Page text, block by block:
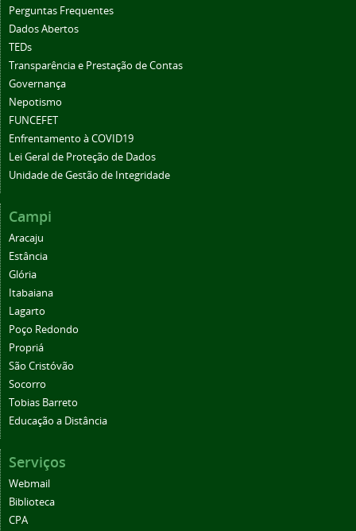
Perguntas Frequentes
Dados Abertos
TEDs
Transparência e Prestação de Contas
Governança
Nepotismo
FUNCEFET
Enfrentamento à COVID19
Lei Geral de Proteção de Dados
Unidade de Gestão de Integridade
Campi
Aracaju
Estância
Glória
Itabaiana
Lagarto
Poço Redondo
Propriá
São Cristóvão
Socorro
Tobias Barreto
Educação a Distância
Serviços
Webmail
Biblioteca
CPA